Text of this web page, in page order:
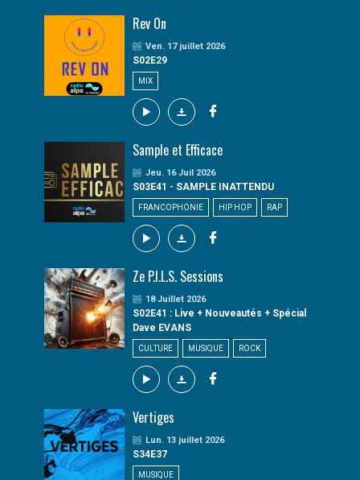
Rev On
Ven. 17 juillet 2026
S02E29
MIX
Sample et Efficace
Jeu. 16 Juil 2026
S03E41 - SAMPLE INATTENDU
FRANCOPHONIE HIP HOP RAP
Ze P.I.L.S. Sessions
18 Juillet 2026
S02E41 : Live + Nouveautés + Spécial
Dave EVANS
CULTURE MUSIQUE ROCK
Vertiges
Lun. 13 juillet 2026
S34E37
MUSIQUE